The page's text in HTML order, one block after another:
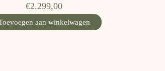
€2.299,00
aan winkelwagen